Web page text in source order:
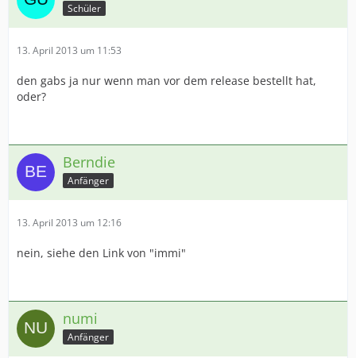
Schüler
13. April 2013 um 11:53
den gabs ja nur wenn man vor dem release bestellt hat,
oder?
Berndie
Anfänger
13. April 2013 um 12:16
nein, siehe den Link von "immi"
numi
Anfänger